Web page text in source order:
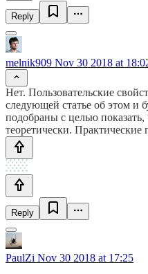
Reply
melnik909 Nov 30 2018 at
Нет. Пользовательские
следующей статье об этом и
подобраны с целью
теоретически. Практические
Reply
PaulZi Nov 30 2018 at 17:25